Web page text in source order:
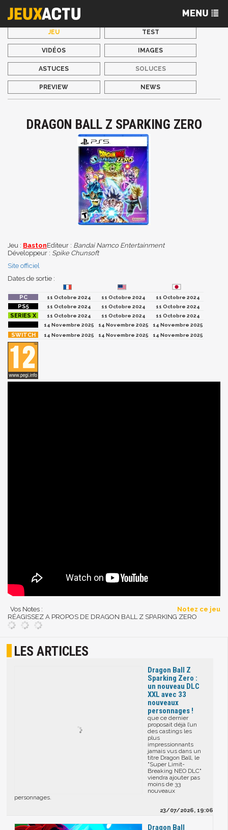
JEU TEST
VIDÉOS IMAGES
ASTUCES SOLUCES
PREVIEW NEWS
DRAGON BALL Z SPARKING ZERO
Jeu : BastonEditeur : Bandai Namco Entertainment
Développeur : Spike Chunsoft
Site officiel
Dates de sortie :
11 Octobre 2024 11 Octobre 2024
11 Octobre 2024
11 Octobre 2024
11 Octobre 2024
11 Octobre 2024
11 Octobre 2024
11 Octobre 2024
11 Octobre 2024
14 Novembre 2025
14 Novembre 2025
14 Novembre 2025
14 Novembre 2025
14 Novembre 2025 14 Novembre 2025
Vos Notes :
Notez ce jeu
RÉAGISSEZ A PROPOS DE DRAGON BALL Z SPARKING ZERO
LES ARTICLES
Dragon Ball Z
Sparking Zero :
un nouveau DLC
XXL avec 33
nouveaux
personnages !
que ce dernier
proposait déjà l’un
des castings les
plus
impressionnants
jamais vus dans un
titre Dragon Ball, le
"Super Limit-
Breaking NEO DLC"
viendra ajouter pas
moins de 33
nouveaux
personnages.
23/07/2026, 19:06
​Dragon Ball